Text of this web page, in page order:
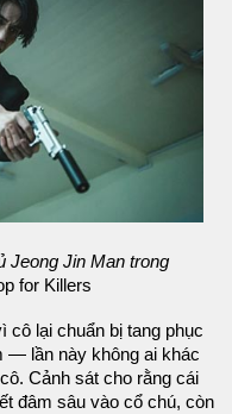
Jeong Jin Man trong
for Killers
lại chuẩn bị tang phục
— lần này không ai khác
Cảnh sát cho rằng cái
đâm sâu vào cổ chú, còn